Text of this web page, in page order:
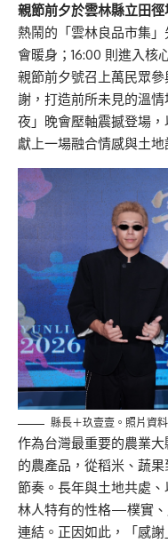
親節前夕於雲林縣立田徑
熱鬧的「雲林良品市集
會暖身；16:00 則進入核
親節前夕號召上萬民眾
謝，打造前所未見的溫情
夜」晚會壓軸震撼登場
獻上一場融合情感與土地
縣長＋玖壹壹。照片資
作為台灣最重要的農業
的農產品，從稻米、蔬
節奏。長年與土地共處
林人特有的性格—樸實
連結。正因如此，「感